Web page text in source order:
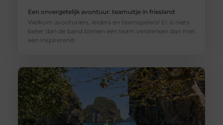
Een onvergetelijk avontuur: teamuitje in friesland
Welkom avonturiers, leiders en teamspelers! Er is niets
beter dan de band binnen een team versterken dan met
een inspirerend